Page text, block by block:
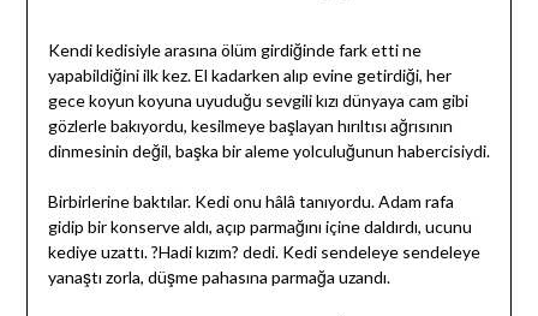
Kendi kedisiyle arasına ölüm girdiğinde fark etti ne
yapabildiğini ilk kez. El kadarken alıp evine getirdiği, her
gece koyun koyuna uyuduğu sevgili kızı dünyaya cam gibi
gözlerle bakıyordu, kesilmeye başlayan hırıltısı ağrısının
dinmesinin değil, başka bir aleme yolculuğunun habercisiydi.
Birbirlerine baktılar. Kedi onu hâlâ tanıyordu. Adam rafa
gidip bir konserve aldı, açıp parmağını içine daldırdı, ucunu
kediye uzattı. ?Hadi kızım? dedi. Kedi sendeleye sendeleye
yanaştı zorla, düşme pahasına parmağa uzandı.